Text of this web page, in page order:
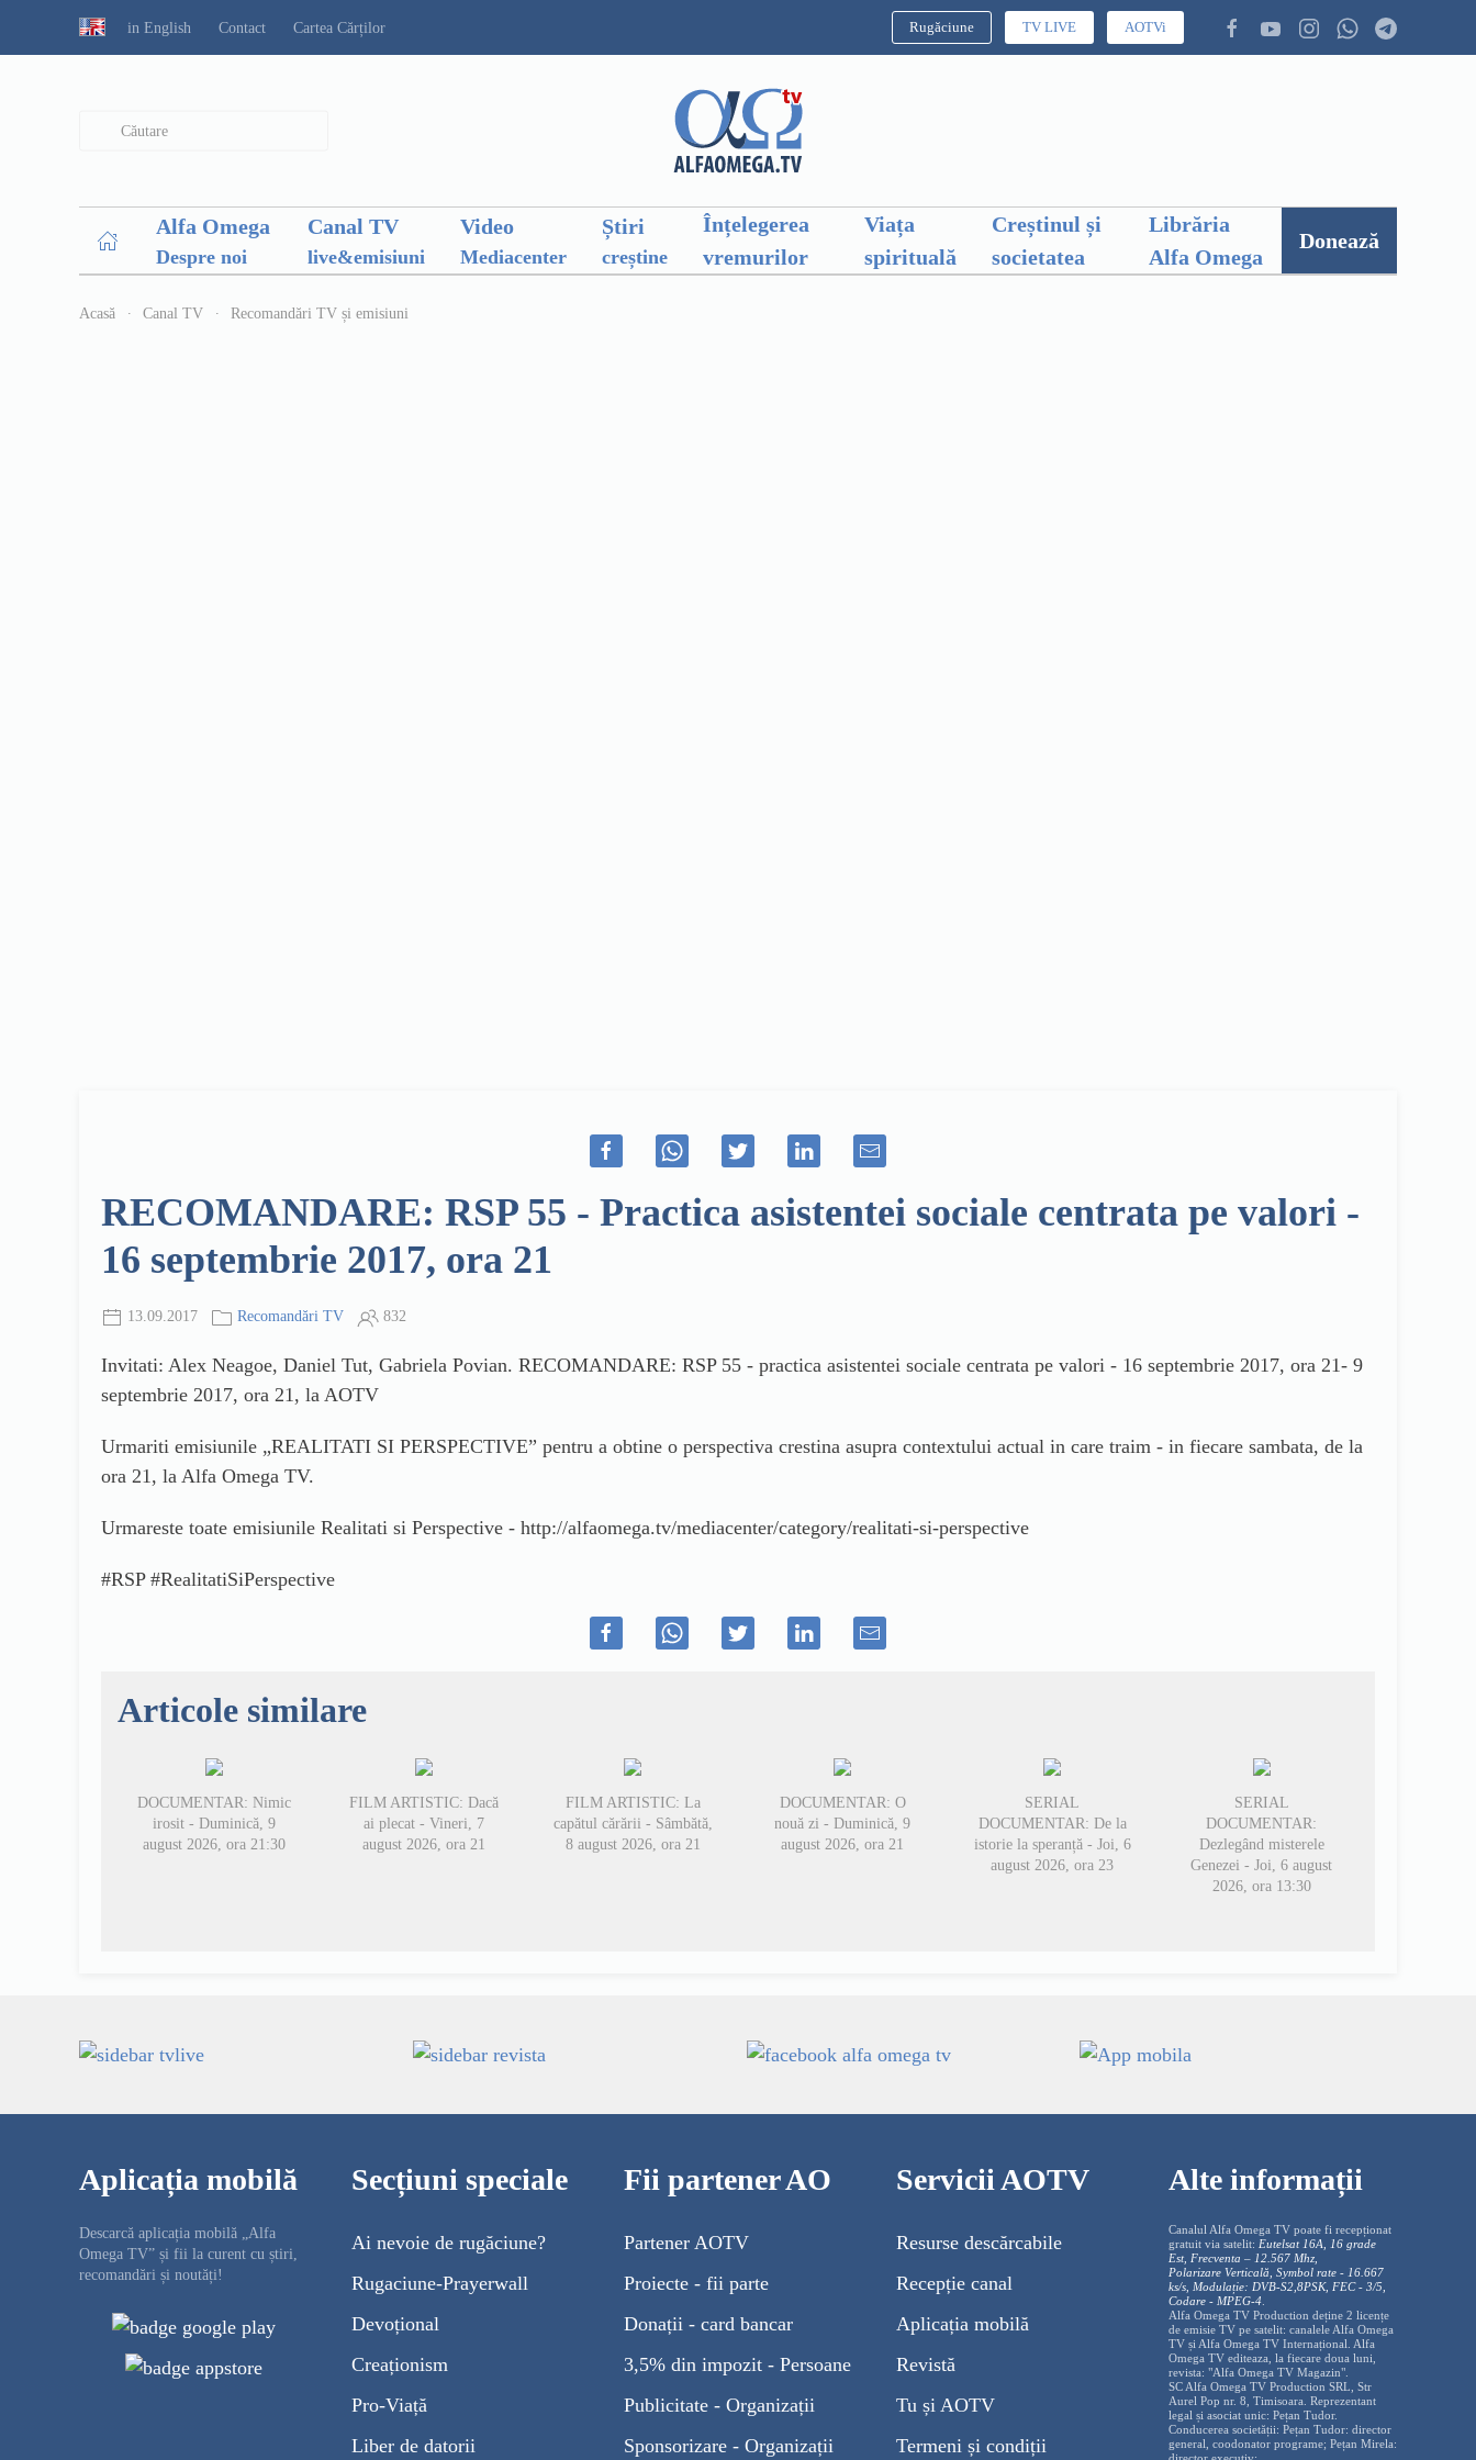
in English Contact Cartea Cărților Rugăciune TV LIVE AOTVi
Alfa Omega
Despre noi
Canal TV
live&emisiuni
Video
Mediacenter
Știri
creștine
Înțelegerea
vremurilor
Viața
spirituală
Creștinul și
societatea
Librăria
Alfa Omega
Donează
Acasă Canal TV Recomandări TV și emisiuni
RECOMANDARE: RSP 55 - Practica asistentei sociale centrata pe valori -
16 septembrie 2017, ora 21
13.09.2017 Recomandări TV 832
Invitati: Alex Neagoe, Daniel Tut, Gabriela Povian. RECOMANDARE: RSP 55 - practica asistentei sociale centrata pe valori - 16 septembrie 2017, ora 21- 9
septembrie 2017, ora 21, la AOTV
Urmariti emisiunile „REALITATI SI PERSPECTIVE” pentru a obtine o perspectiva crestina asupra contextului actual in care traim - in fiecare sambata, de la
ora 21, la Alfa Omega TV.
Urmareste toate emisiunile Realitati si Perspective - http://alfaomega.tv/mediacenter/category/realitati-si-perspective
#RSP‬ ‪#RealitatiSiPerspective‬
Articole similare
DOCUMENTAR: Nimic
irosit - Duminică, 9
august 2026, ora 21:30
FILM ARTISTIC: Dacă
ai plecat - Vineri, 7
august 2026, ora 21
FILM ARTISTIC: La
capătul cărării - Sâmbătă,
8 august 2026, ora 21
DOCUMENTAR: O
nouă zi - Duminică, 9
august 2026, ora 21
SERIAL
DOCUMENTAR: De la
istorie la speranță - Joi, 6
august 2026, ora 23
SERIAL
DOCUMENTAR:
Dezlegând misterele
Genezei - Joi, 6 august
2026, ora 13:30
Aplicația mobilă
Descarcă aplicația mobilă „Alfa
Omega TV” și fii la curent cu știri,
recomandări și noutăți!
Secțiuni speciale
Ai nevoie de rugăciune?
Rugaciune-Prayerwall
Devoțional
Creaționism
Pro-Viață
Liber de datorii
Fii partener AO
Partener AOTV
Proiecte - fii parte
Donații - card bancar
3,5% din impozit - Persoane
Publicitate - Organizații
Sponsorizare - Organizații
Servicii AOTV
Resurse descărcabile
Recepție canal
Aplicația mobilă
Revistă
Tu și AOTV
Termeni și condiții
Alte informații
Canalul Alfa Omega TV poate fi recepționat
gratuit via satelit: Eutelsat 16A, 16 grade
Est, Frecventa – 12.567 Mhz,
Polarizare Verticală, Symbol rate - 16.667
ks/s, Modulație: DVB-S2,8PSK, FEC - 3/5,
Codare - MPEG-4.
Alfa Omega TV Production deține 2 licențe
de emisie TV pe satelit: canalele Alfa Omega
TV și Alfa Omega TV Internațional. Alfa
Omega TV editeaza, la fiecare doua luni,
revista: "Alfa Omega TV Magazin".
SC Alfa Omega TV Production SRL, Str
Aurel Pop nr. 8, Timisoara. Reprezentant
legal și asociat unic: Pețan Tudor.
Conducerea societății: Pețan Tudor: director
general, coodonator programe; Pețan Mirela: